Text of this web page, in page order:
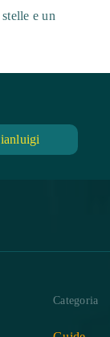
e un
Categoria